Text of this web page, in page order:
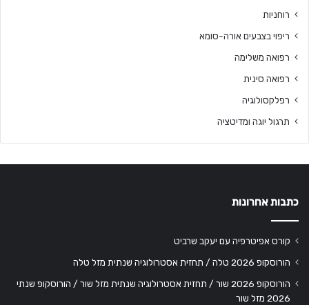
רוחניות
ריפוי בצבעים אורה-סומא
רפואה משלימה
רפואה סינית
רפלקסולוגיה
תרגול יוגה ומדיטציה
כתבות אחרונות
קורס אפיטרפיה עם יעקב שרביט
הורוסקופ 2026 טלה / תחזית אסטרולוגיה שנתית מזל טלה
הורוסקופ 2026 שור / תחזית אסטרולוגיה שנתית מזל שור / הורוסקופ שנתי
2026 מזל שור